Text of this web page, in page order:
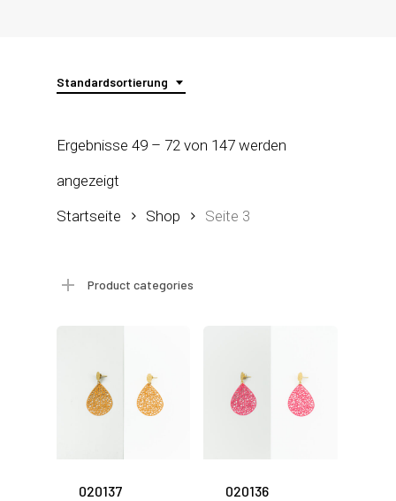
Standardsortierung
Ergebnisse 49 – 72 von 147 werden
angezeigt
Startseite
Shop Seite 3
Product categories
020137
020136